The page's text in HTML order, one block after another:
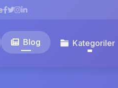
Blog Kategoriler